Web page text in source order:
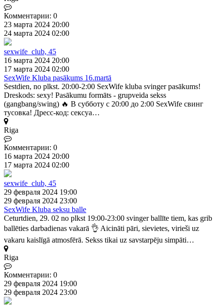
Комментарии: 0
23 марта 2024 20:00
24 марта 2024 02:00
sexwife_club, 45
16 марта 2024 20:00
17 марта 2024 02:00
SexWife Kluba pasākums 16.martā
Sestdien, no plkst. 20:00-2:00 SexWife kluba svinger pasākums!
Dreskods: sexy! Pasākumu formāts - grupveida sekss
(gangbang/swing) 🔥 В субботу с 20:00 до 2:00 SexWife свинг
тусовка! Дресс-код: сексуа…
Riga
Комментарии: 0
16 марта 2024 20:00
17 марта 2024 02:00
sexwife_club, 45
29 февраля 2024 19:00
29 февраля 2024 23:00
SexWife Kluba seksu balle
Ceturtdien, 29. 02 no plkst 19:00-23:00 svinger ballīte tiem, kas grib
ballēties darbadienas vakarā 👌 Aicināti pāri, sievietes, virieši uz
vakaru kaislīgā atmosfērā. Sekss tikai uz savstarpēju simpāti…
Riga
Комментарии: 0
29 февраля 2024 19:00
29 февраля 2024 23:00